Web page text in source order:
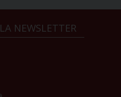
NEWSLETTER